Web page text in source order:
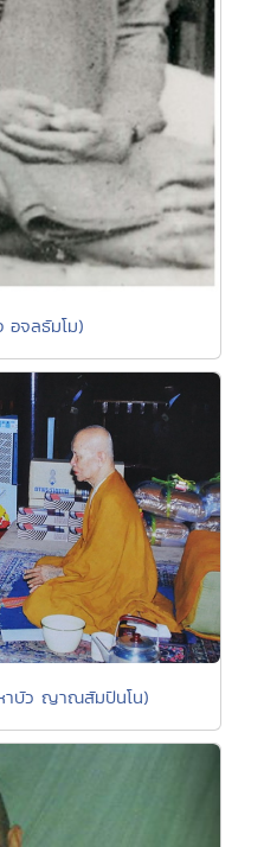
อจลธัมโม)
าบัว ญาณสัมปันโน)